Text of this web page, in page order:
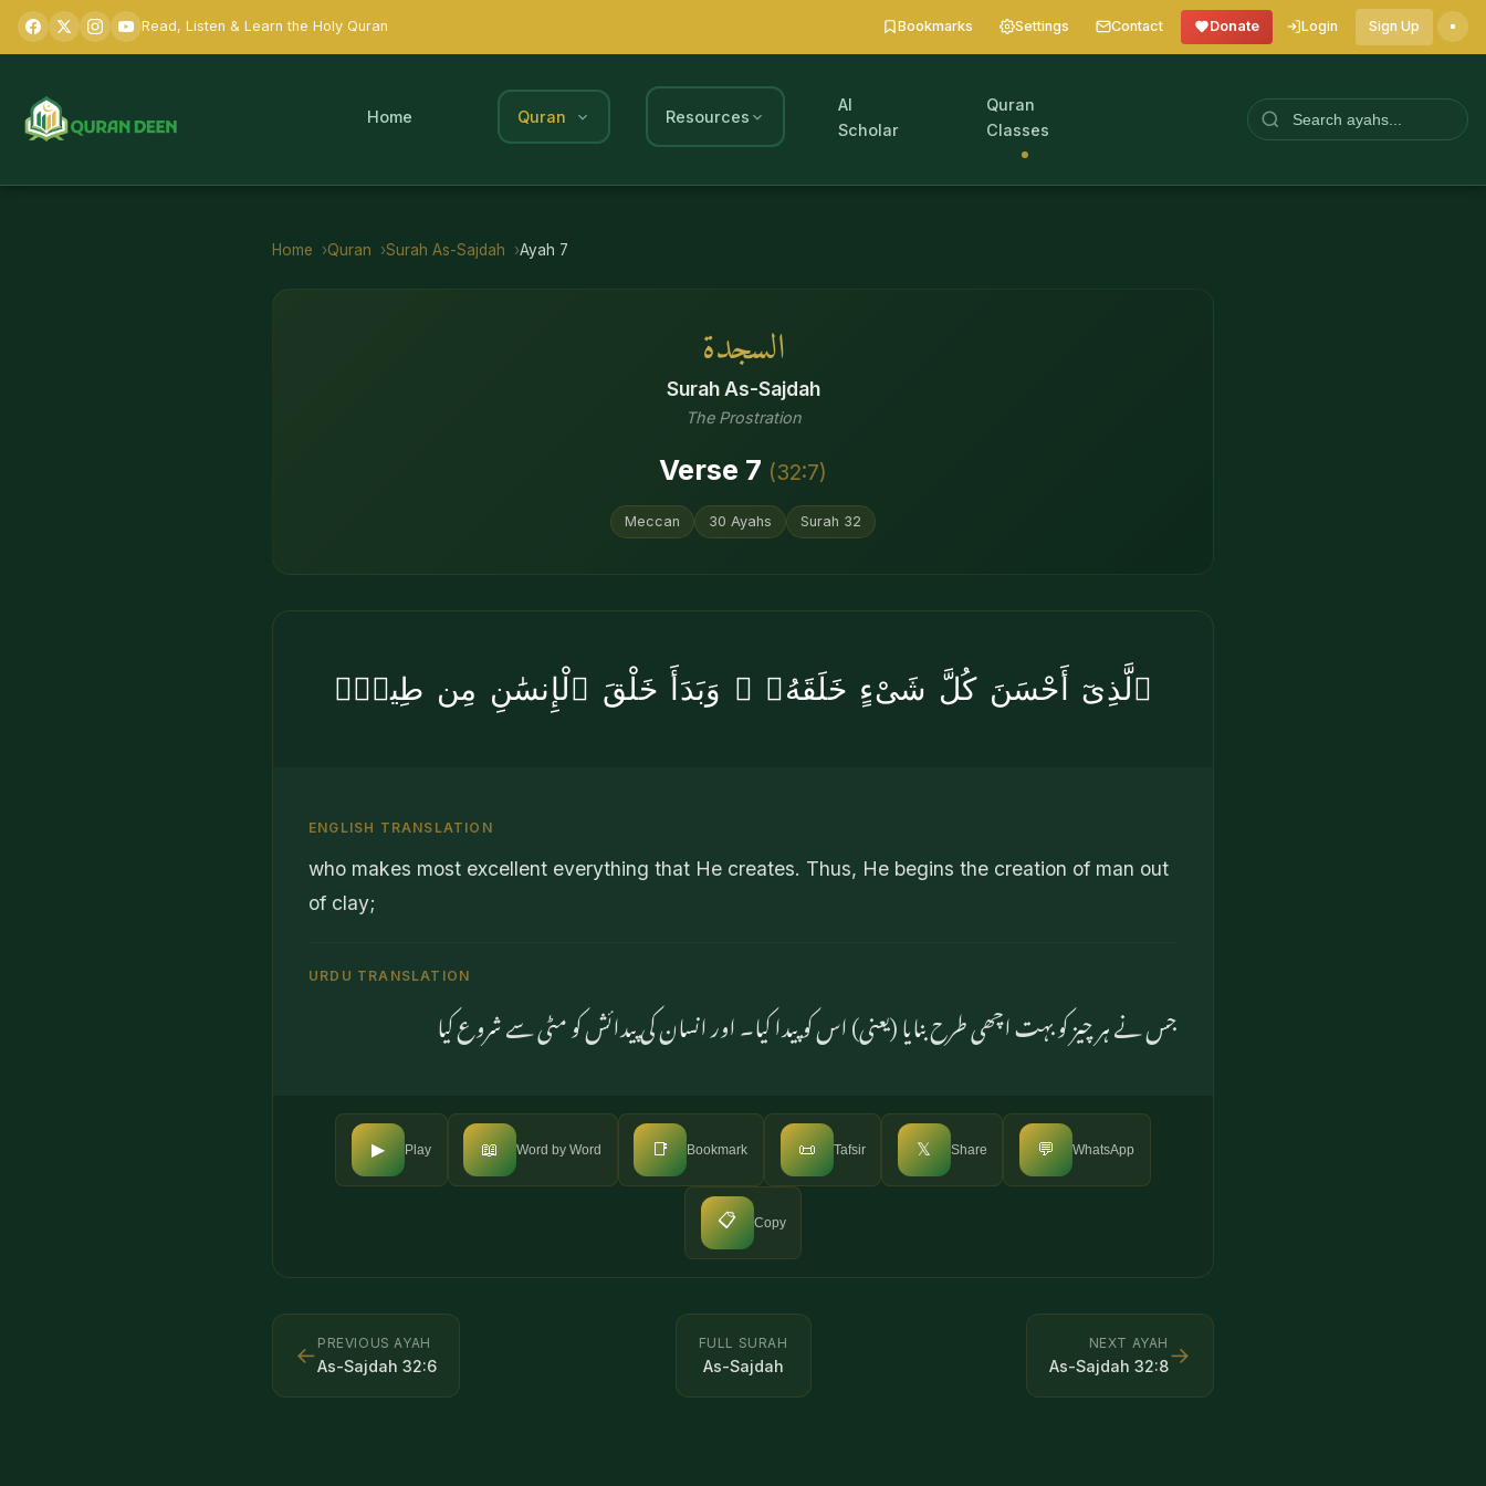
Read, Listen & Learn the Holy Quran Bookmarks Settings Contact Donate Login Sign Up
Home Quran Resources
AI
Scholar
Quran
Classes
Home Quran Surah As-Sajdah Ayah 7
السجدة
Surah As-Sajdah
The Prostration
Verse 7 (32:7)
Meccan 30 Ayahs Surah 32
ٱلَّذِىٓ أَحْسَنَ كُلَّ شَىْءٍ خَلَقَهُۥ ۖ وَبَدَأَ خَلْقَ ٱلْإِنسَٰنِ مِن طِينٍۢ
ENGLISH TRANSLATION
who makes most excellent everything that He creates. Thus, He begins the creation of man out
of clay;
URDU TRANSLATION
جس نے ہر چیز کو بہت اچھی طرح بنایا (یعنی) اس کو پیدا کیا۔ اور انسان کی پیدائش کو مٹی سے شروع کیا
▶ Play 📖 Word by Word 📑 Bookmark 📜 Tafsir 𝕏 Share 💬 WhatsApp
📋 Copy
← PREVIOUS AYAH
As-Sajdah 32:6
FULL SURAH
As-Sajdah
NEXT AYAH
As-Sajdah 32:8→